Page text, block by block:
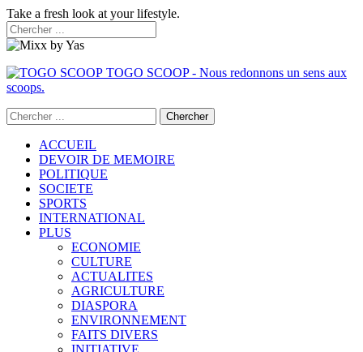
Take a fresh look at your lifestyle.
TOGO SCOOP - Nous redonnons un sens aux
scoops.
ACCUEIL
DEVOIR DE MEMOIRE
POLITIQUE
SOCIETE
SPORTS
INTERNATIONAL
PLUS
ECONOMIE
CULTURE
ACTUALITES
AGRICULTURE
DIASPORA
ENVIRONNEMENT
FAITS DIVERS
INITIATIVE